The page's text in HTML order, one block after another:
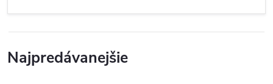
Najpredávanejšie